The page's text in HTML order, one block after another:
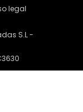
legal
S.L -